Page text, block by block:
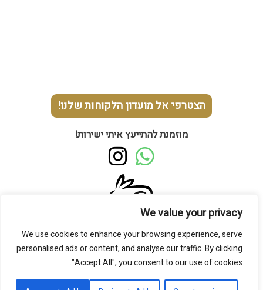
We value your privacy
We use cookies to enhance your browsing experience, serve
personalised ads or content, and analyse our traffic. By clicking
"Accept All", you consent to our use of cookies.
הצטרפי אל מועדון הלקוחות שלנו!
מוזמנת להתייעץ איתי ישירות!
W
h
a
t
s
a
I
n
s
t
a
g
Animal Friendly
למעט המסקרה כל המוצרים טבעוניים.
תקנון האתר
מדיניות הפרטיות